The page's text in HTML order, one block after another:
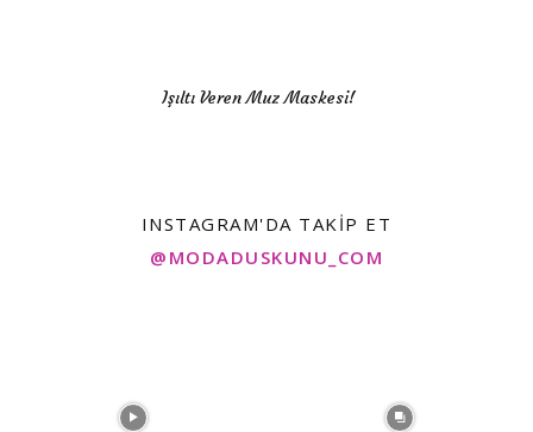
Işıltı Veren Muz Maskesi!
INSTAGRAM'DA TAKIP ET
@MODADUSKUNU_COM